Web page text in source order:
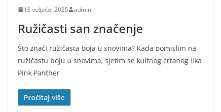
13 veljače, 2025 admin
Ružičasti san značenje
Što znači ružičasta boja u snovima? Kada pomislim na
ružičastu boju u snovima, sjetim se kultnog crtanog lika
Pink Panther
Pročitaj više